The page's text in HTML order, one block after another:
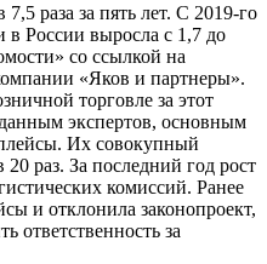
раза за пять лет. С 2019-го
в России выросла с 1,7 до
со ссылкой на
«Яков и партнеры».
торговле за этот
экспертов, основным
Их совокупный
раз. За последний год рост
комиссий. Ранее
и отклонила законопроект,
ответственность за